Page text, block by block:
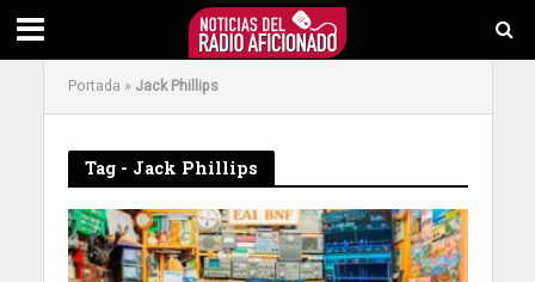
Portada » Jack Phillips
Tag - Jack Phillips